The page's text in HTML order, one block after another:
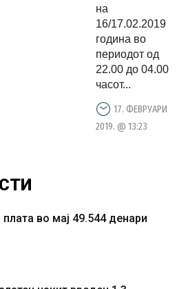
на
16/17.02.2019
година во
периодот од
22.00 до 04.00
часот...
17. ФЕВРУАРИ
2019. @ 13:23
во мај 49.544 денари